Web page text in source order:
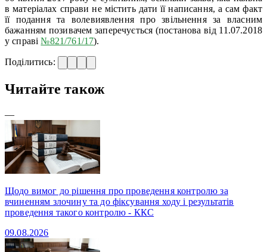
в матеріалах справи не містить дати її написання, а сам факт
її подання та волевиявлення про звільнення за власним
бажанням позивачем заперечується (постанова від 11.07.2018
у справі№821/761/17).
Поділитись:
Читайте також
—
Щодо вимог до рішення про проведення контролю за
вчиненням злочину та до фіксування ходу і результатів
проведення такого контролю - ККС
09.08.2026